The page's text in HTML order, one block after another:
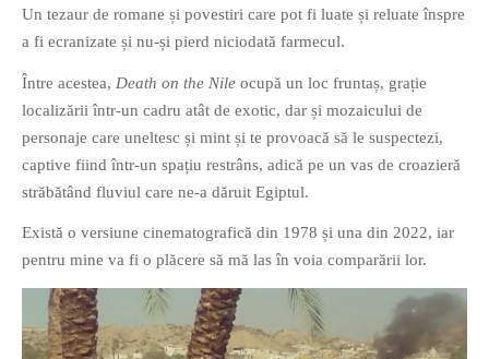
Un tezaur de romane și povestiri care pot fi luate și reluate înspre
a fi ecranizate și nu-și pierd niciodată farmecul.
Între acestea, Death on the Nile ocupă un loc fruntaș, grație
localizării într-un cadru atât de exotic, dar și mozaicului de
personaje care uneltesc și mint și te provoacă să le suspectezi,
captive fiind într-un spațiu restrâns, adică pe un vas de croazieră
străbătând fluviul care ne-a dăruit Egiptul.
Există o versiune cinematografică din 1978 și una din 2022, iar
pentru mine va fi o plăcere să mă las în voia comparării lor.